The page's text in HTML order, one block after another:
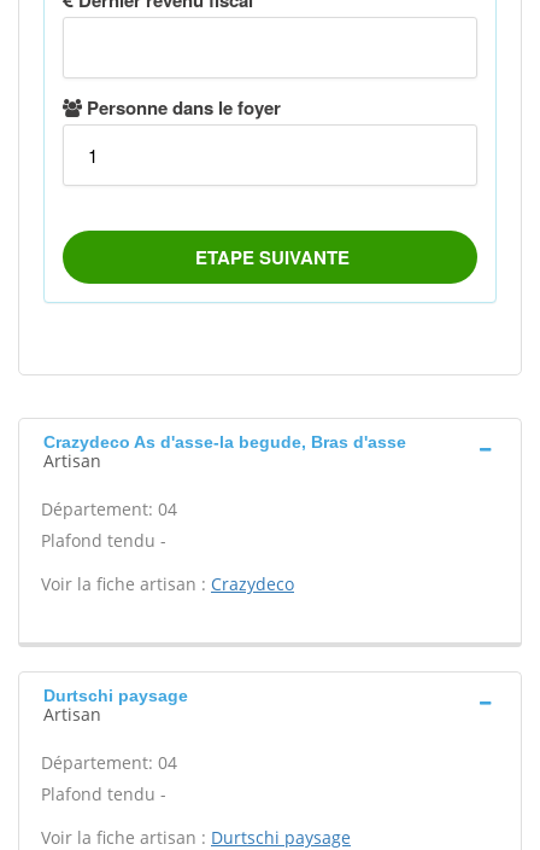
Crazydeco As d'asse-la begude, Bras d'asse
Artisan
Département: 04
Plafond tendu -
Voir la fiche artisan : Crazydeco
Durtschi paysage
Artisan
Département: 04
Plafond tendu -
Voir la fiche artisan : Durtschi paysage